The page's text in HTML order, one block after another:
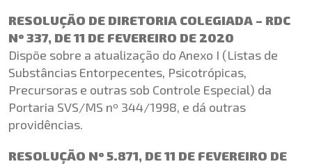
RESOLUÇÃO DE DIRETORIA COLEGIADA – RDC
Nº 337, DE 11 DE FEVEREIRO DE 2020
Dispõe sobre a atualização do Anexo I (Listas de
Substâncias Entorpecentes, Psicotrópicas,
Precursoras e outras sob Controle Especial) da
Portaria SVS/MS nº 344/1998, e dá outras
providências.
RESOLUÇÃO Nº 5.871, DE 11 DE FEVEREIRO DE